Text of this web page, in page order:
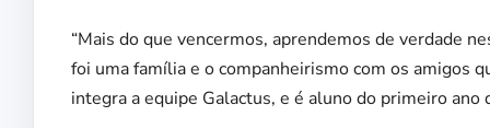
“Mais do que vencermos, aprendemos de verdade
foi uma família e o companheirismo com os amigos
integra a equipe Galactus, e é aluno do primeiro ano